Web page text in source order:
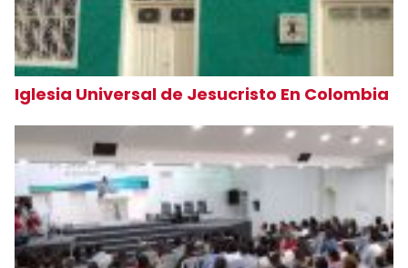
Iglesia Universal de Jesucristo En Colombia